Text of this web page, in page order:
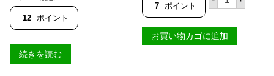
5
g
【
12 ポイント
続きを読む
7 ポイント
ゴ
モ
ー
お買い物カゴに追加